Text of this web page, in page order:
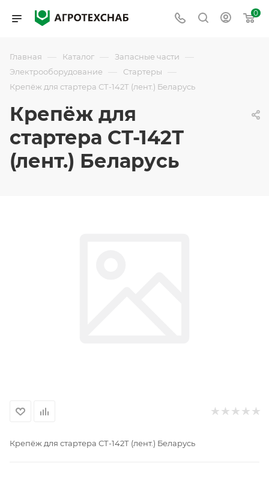
0
Главная — Каталог — Запасные части —
Электрооборудование — Стартеры —
Крепёж для стартера СТ-142Т (лент.) Беларусь
Крепёж для
стартера СТ-142Т
(лент.) Беларусь
Крепёж для стартера СТ-142Т (лент.) Беларусь